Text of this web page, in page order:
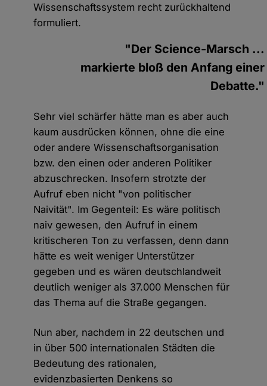
Wissenschaftssystem recht zurückhaltend
formuliert.
"Der Science-Marsch ...
markierte bloß den Anfang einer
Debatte."
Sehr viel schärfer hätte man es aber auch
kaum ausdrücken können, ohne die eine
oder andere Wissenschaftsorganisation
bzw. den einen oder anderen Politiker
abzuschrecken. Insofern strotzte der
Aufruf eben nicht "von politischer
Naivität". Im Gegenteil: Es wäre politisch
naiv gewesen, den Aufruf in einem
kritischeren Ton zu verfassen, denn dann
hätte es weit weniger Unterstützer
gegeben und es wären deutschlandweit
deutlich weniger als 37.000 Menschen für
das Thema auf die Straße gegangen.
Nun aber, nachdem in 22 deutschen und
in über 500 internationalen Städten die
Bedeutung des rationalen,
evidenzbasierten Denkens so